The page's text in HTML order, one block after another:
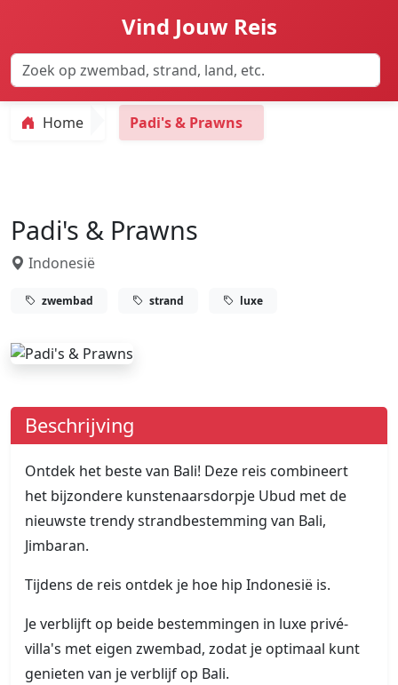
Vind Jouw Reis
Home Padi's & Prawns
Padi's & Prawns
Indonesië
zwembad strand luxe
Beschrijving
Ontdek het beste van Bali! Deze reis combineert
het bijzondere kunstenaarsdorpje Ubud met de
nieuwste trendy strandbestemming van Bali,
Jimbaran.
Tijdens de reis ontdek je hoe hip Indonesië is.
Je verblijft op beide bestemmingen in luxe privé-
villa's met eigen zwembad, zodat je optimaal kunt
genieten van je verblijf op Bali.